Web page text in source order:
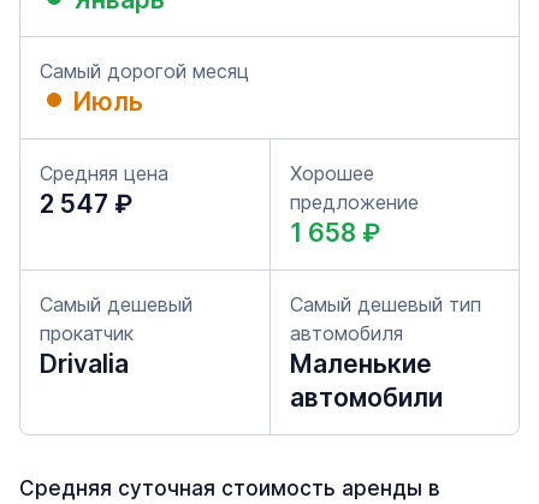
Самый дорогой месяц
Июль
Средняя цена
2 547 ₽
Хорошее
предложение
1 658 ₽
Самый дешевый
прокатчик
Drivalia
Самый дешевый тип
автомобиля
Маленькие
автомобили
Средняя суточная стоимость аренды в